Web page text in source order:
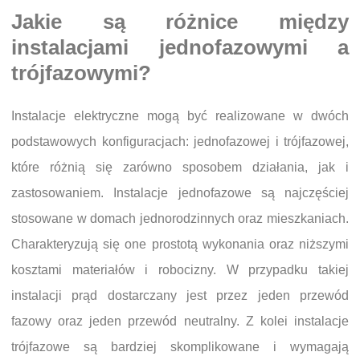
Jakie są różnice między
instalacjami jednofazowymi a
trójfazowymi?
Instalacje elektryczne mogą być realizowane w dwóch
podstawowych konfiguracjach: jednofazowej i trójfazowej,
które różnią się zarówno sposobem działania, jak i
zastosowaniem. Instalacje jednofazowe są najczęściej
stosowane w domach jednorodzinnych oraz mieszkaniach.
Charakteryzują się one prostotą wykonania oraz niższymi
kosztami materiałów i robocizny. W przypadku takiej
instalacji prąd dostarczany jest przez jeden przewód
fazowy oraz jeden przewód neutralny. Z kolei instalacje
trójfazowe są bardziej skomplikowane i wymagają